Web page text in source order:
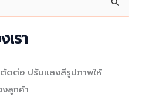
รา
ดต่อ ปรับแสงสีรูปภาพให้
ลูกค้า